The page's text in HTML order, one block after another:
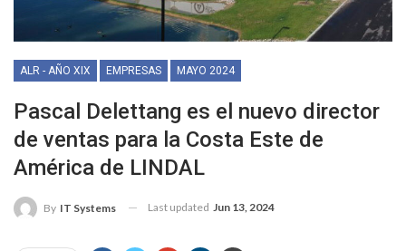
ALR - AÑO XIX EMPRESAS MAYO 2024
Pascal Delettang es el nuevo director
de ventas para la Costa Este de
América de LINDAL
By IT Systems Last updated Jun 13, 2024